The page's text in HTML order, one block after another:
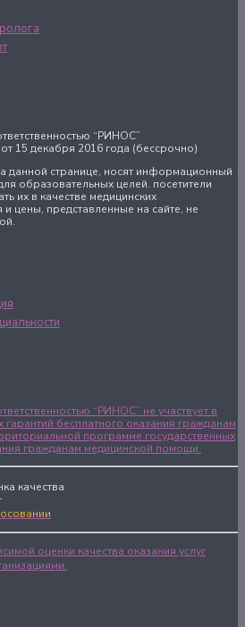
“РИНОС”
15 декабря 2016 года (бессрочно)
данной странице, носят информационный
образовательных целей. посетители
их в качестве медицинских
цены, представленные на сайте, не
“РИНОС” не участвует в
бесплатного оказания гражданам
программе государственных
гражданам медицинской помощи.
качества
оценки качества оказания услуг